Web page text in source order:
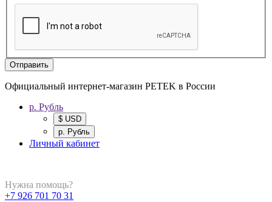
Отправить
Официальный интернет-магазин PETEK в России
р. Рубль
$ USD
р. Рубль
Личный кабинет
Нужна помощь?
+7 926 701 70 31